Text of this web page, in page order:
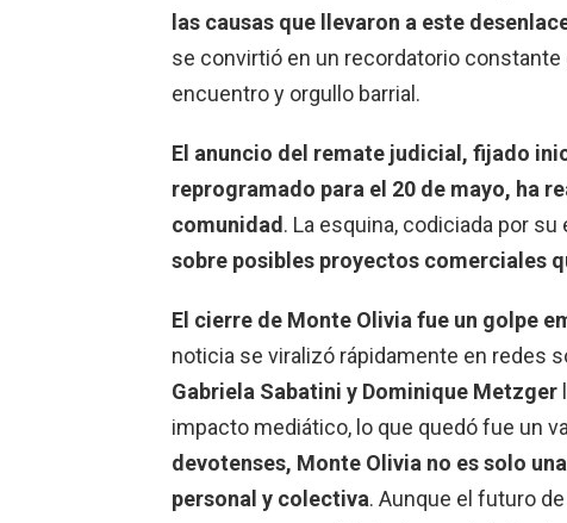
las causas que llevaron a este
se convirtió en un recordatorio
encuentro y orgullo barrial.
El anuncio del remate judicial, fijado
reprogramado para el 20 de mayo, ha
comunidad. La esquina, codiciada por
sobre posibles proyectos comerciales
El cierre de Monte Olivia fue un golpe
noticia se viralizó rápidamente en redes
Gabriela Sabatini y Dominique Metzger
impacto mediático, lo que quedó fue un
devotenses, Monte Olivia no es solo
personal y colectiva. Aunque el futuro